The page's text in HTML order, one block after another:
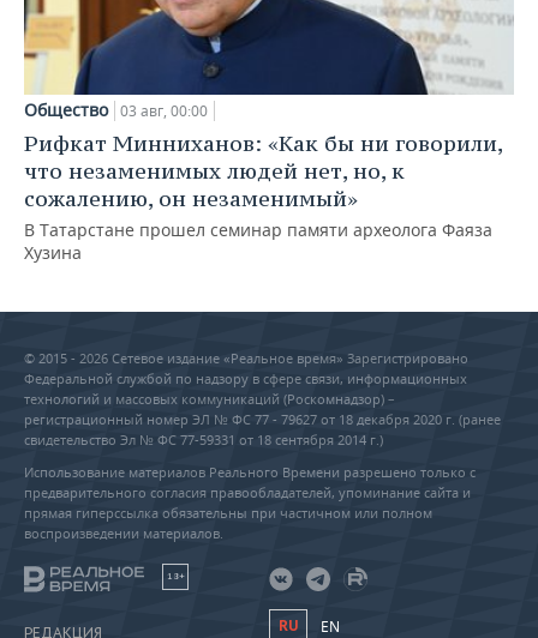
Общество 03 авг, 00:00
Рифкат Минниханов: «Как бы ни говорили,
что незаменимых людей нет, но, к
сожалению, он незаменимый»
В Татарстане прошел семинар памяти археолога Фаяза
Хузина
© 2015 - 2026 Сетевое издание «Реальное время» Зарегистрировано
Федеральной службой по надзору в сфере связи, информационных
технологий и массовых коммуникаций (Роскомнадзор) –
регистрационный номер ЭЛ № ФС 77 - 79627 от 18 декабря 2020 г. (ранее
свидетельство Эл № ФС 77-59331 от 18 сентября 2014 г.)
Использование материалов Реального Времени разрешено только с
предварительного согласия правообладателей, упоминание сайта и
прямая гиперссылка обязательны при частичном или полном
воспроизведении материалов.
18+
РЕДАКЦИЯ RU EN